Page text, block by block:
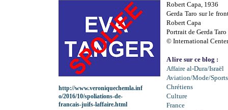
Robert Capa, 1936
Gerda Taro sur le
Robert Capa
Portrait de Gerda Taro
© International
A lire sur ce blog :
Affaire al-Dura/Israël
Aviation/Mode/Sports
Chrétiens
Culture
France
http://www.veroniquechemla.inf
o/2016/10/spoliations-de-
francais-juifs-laffaire.html